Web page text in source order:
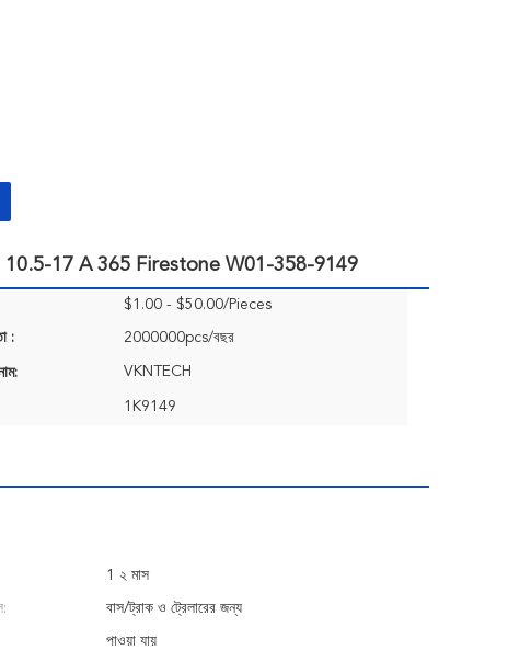
11 10.5-17 A 365 Firestone W01-358-9149
$1.00 - $50.00/Pieces
: 2000000pcs/বছর
VKNTECH
1K9149
1 ২ মাস
বাস/ট্রাক ও ট্রেলারের জন্য
পাওয়া যায়